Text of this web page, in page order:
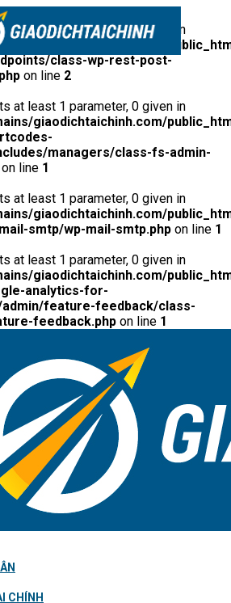
at least 1 parameter, 0 given in
giaodichtaichinh.com/
class-wp-rest-post-
on line 2
at least 1 parameter, 0 given in
giaodichtaichinh.com/
managers/class-fs-admin-
on line 1
at least 1 parameter, 0 given in
giaodichtaichinh.com/
smtp/wp-mail-smtp.php on line 1
at least 1 parameter, 0 given in
giaodichtaichinh.com/
analytics-for-
feature-feedback/class-
feedback.php on line 1
CHÍNH